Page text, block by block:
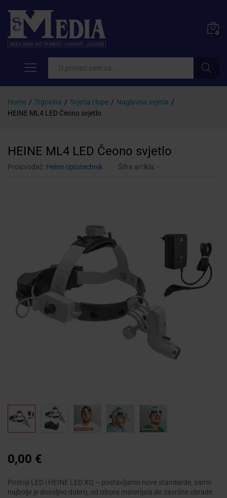
0
Home / Trgovina / Svjetla i lupe / Naglavna svjetla /
HEINE ML4 LED Čeono svjetlo
HEINE ML4 LED Čeono svjetlo
Proizvođač: Heine optotechnik Šifra artikla: -
0,00 €
Postoji LED i HEINE LED XQ – postavljamo nove standarde, samo
najbolje je dovoljno dobro, od izbora materijala do završne obrade.